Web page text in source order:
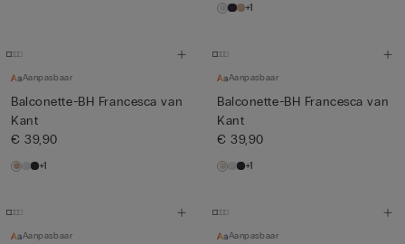
+1
Aanpasbaar
Balconette-BH Francesca van
Kant
€ 39,90
+1
Aanpasbaar
Balconette-BH Francesca van
Kant
€ 39,90
+1
Aanpasbaar Aanpasbaar